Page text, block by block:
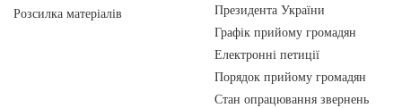
Розсилка матеріалів
Президента України
Графік прийому громадян
Електронні петиції
Порядок прийому громадян
Стан опрацювання звернень